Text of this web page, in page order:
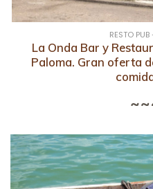
RESTO
La Onda Bar y
Paloma. Gran oferta